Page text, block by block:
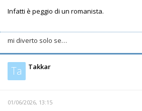
Infatti è peggio di un romanista.
mi diverto solo se…
Ta Takkar
01/06/2026, 13:15